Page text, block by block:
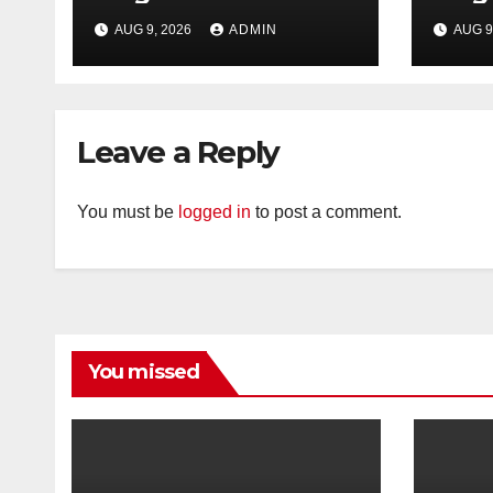
dengan Kekerasan
di Counter HP Royal
Phone Ambarawa.
AUG 9, 2026 ADMIN
diAUG
Leave a Reply
You must be logged in to post a comment.
You missed